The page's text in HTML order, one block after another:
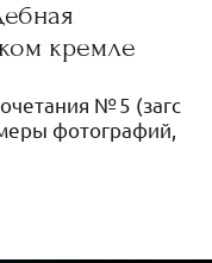
кремле
№ 5 (загс
фотографий,